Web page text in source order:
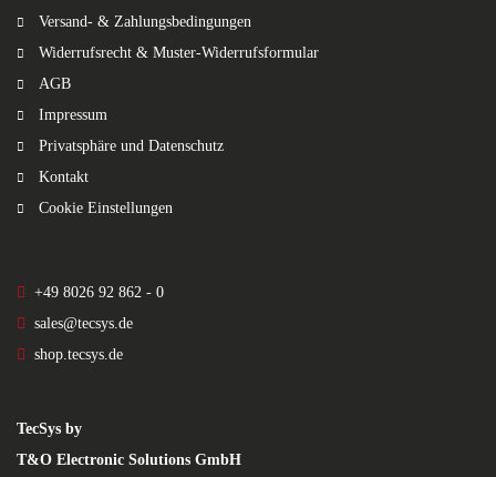
Versand- & Zahlungsbedingungen
Widerrufsrecht & Muster-Widerrufsformular
AGB
Impressum
Privatsphäre und Datenschutz
Kontakt
Cookie Einstellungen
+49 8026 92 862 - 0
sales@tecsys.de
shop.tecsys.de
TecSys by
T&O Electronic Solutions GmbH